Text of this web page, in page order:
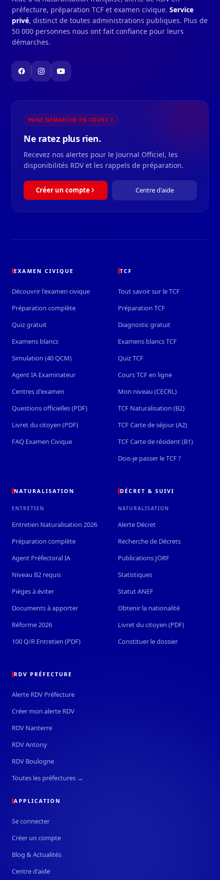
Préfet des Pays de la Loire et de Loire-
Atlantique
Préfet du Val-de-Marne
Préfecture de Police
Préfet de la Lozère
Préfète de la Dordogne
Préfet de la Sarthe
Préfète des Deux-Sèvres
Préfecture maritime Manche et mer du
Préfet de la région PACA et des Bouches-du-
Préfète de l'Aisne
Préfet du Gers
Préfète de la Mayenne
Préfet de la Drôme
Préfet des Yvelines
Préfet de Saône-et-Loire
préfecture, préparation TCF et examen civique. Service
privé, distinct de toutes administrations publiques. Plus de
50 000 personnes nous ont fait confiance pour leurs
démarches.
UNE DÉMARCHE EN COURS ?
Ne ratez plus rien.
Recevez nos alertes pour le Journal Officiel, les
disponibilités RDV et les rappels de préparation.
Créer un compte Centre d'aide
EXAMEN CIVIQUE
Découvrir l'examen civique
Préparation complète
Quiz gratuit
Examens blancs
Simulation (40 QCM)
Agent IA Examinateur
Centres d'examen
Questions officielles (PDF)
Livret du citoyen (PDF)
FAQ Examen Civique
TCF
Tout savoir sur le TCF
Préparation TCF
Diagnostic gratuit
Examens blancs TCF
Quiz TCF
Cours TCF en ligne
Mon niveau (CECRL)
TCF Naturalisation (B2)
TCF Carte de séjour (A2)
TCF Carte de résident (B1)
Dois-je passer le TCF ?
NATURALISATION
ENTRETIEN
Entretien Naturalisation 2026
Préparation complète
Agent Préfectoral IA
Niveau B2 requis
Pièges à éviter
Documents à apporter
Réforme 2026
100 Q/R Entretien (PDF)
DÉCRET & SUIVI
NATURALISATION
Alerte Décret
Recherche de Décrets
Publications JORF
Statistiques
Statut ANEF
Obtenir la nationalité
Livret du citoyen (PDF)
Constituer le dossier
RDV PRÉFECTURE
Alerte RDV Préfecture
Créer mon alerte RDV
RDV Nanterre
RDV Antony
RDV Boulogne
Toutes les préfectures →
APPLICATION
Se connecter
Créer un compte
Blog & Actualités
Centre d'aide